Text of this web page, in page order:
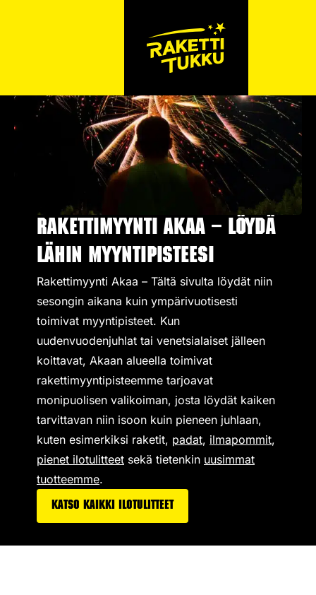
Rakettimyynti Akaa – Löydä
lähin myyntipisteesi
Rakettimyynti Akaa – Tältä sivulta löydät niin
sesongin aikana kuin ympärivuotisesti
toimivat myyntipisteet. Kun
uudenvuodenjuhlat tai venetsialaiset jälleen
koittavat, Akaan alueella toimivat
rakettimyyntipisteemme tarjoavat
monipuolisen valikoiman, josta löydät kaiken
tarvittavan niin isoon kuin pieneen juhlaan,
kuten esimerkiksi raketit, padat, ilmapommit,
pienet ilotulitteet sekä tietenkin uusimmat
tuotteemme.
Katso kaikki ilotulitteet